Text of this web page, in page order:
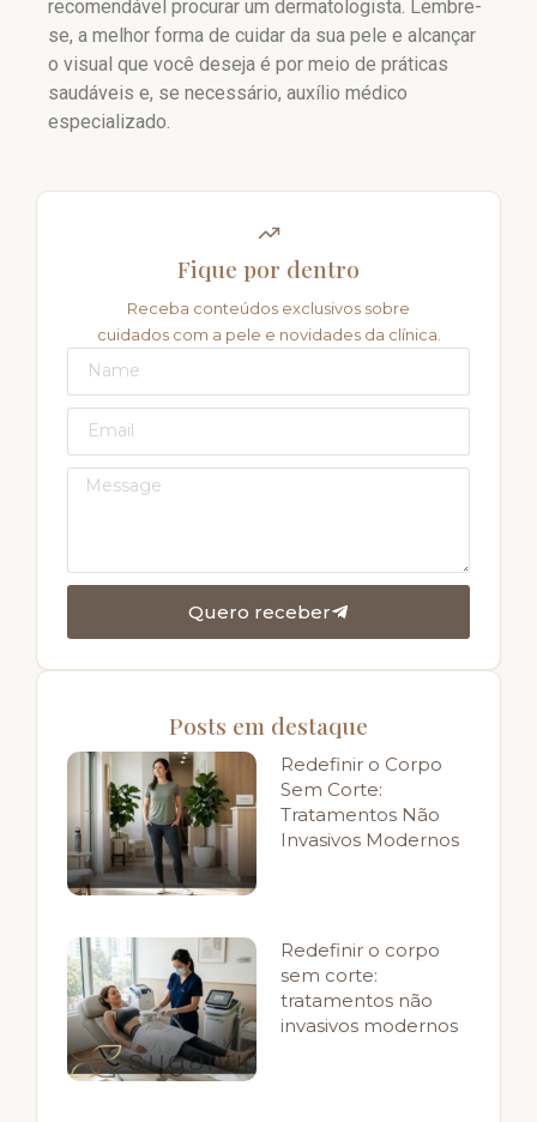
recomendável procurar um dermatologista. Lembre-
se, a melhor forma de cuidar da sua pele e alcançar
o visual que você deseja é por meio de práticas
saudáveis e, se necessário, auxílio médico
especializado.
Fique por dentro
Receba conteúdos exclusivos sobre
cuidados com a pele e novidades da clínica.
Quero receber
Posts em destaque
Redefinir o Corpo
Sem Corte:
Tratamentos Não
Invasivos Modernos
Redefinir o corpo
sem corte:
tratamentos não
invasivos modernos